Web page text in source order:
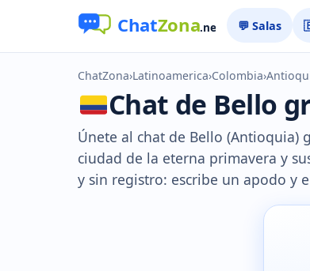
💬 Salas
ChatZona›Latinoamerica›Colombia›
Chat de Bello
Únete al chat de Bello (Antioquia)
ciudad de la eterna primavera y
y sin registro: escribe un apodo y